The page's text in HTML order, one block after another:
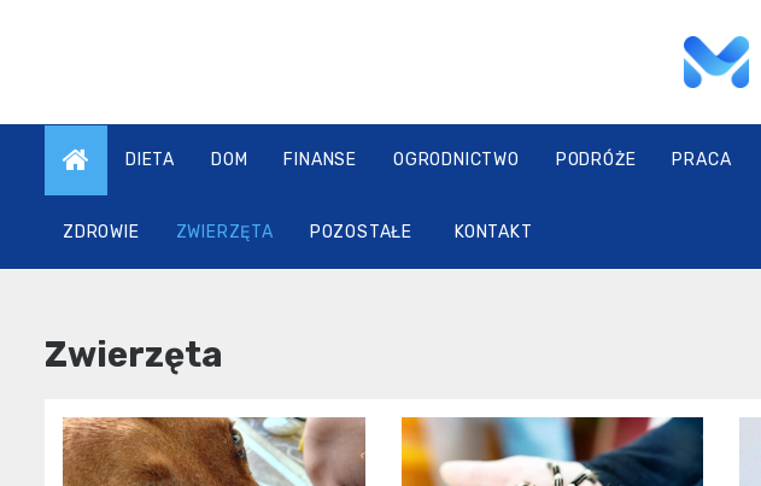
DIETA DOM FINANSE OGRODNICTWO PODRÓŻE PRACA
ZDROWIE ZWIERZĘTA POZOSTAŁE KONTAKT
Zwierzęta